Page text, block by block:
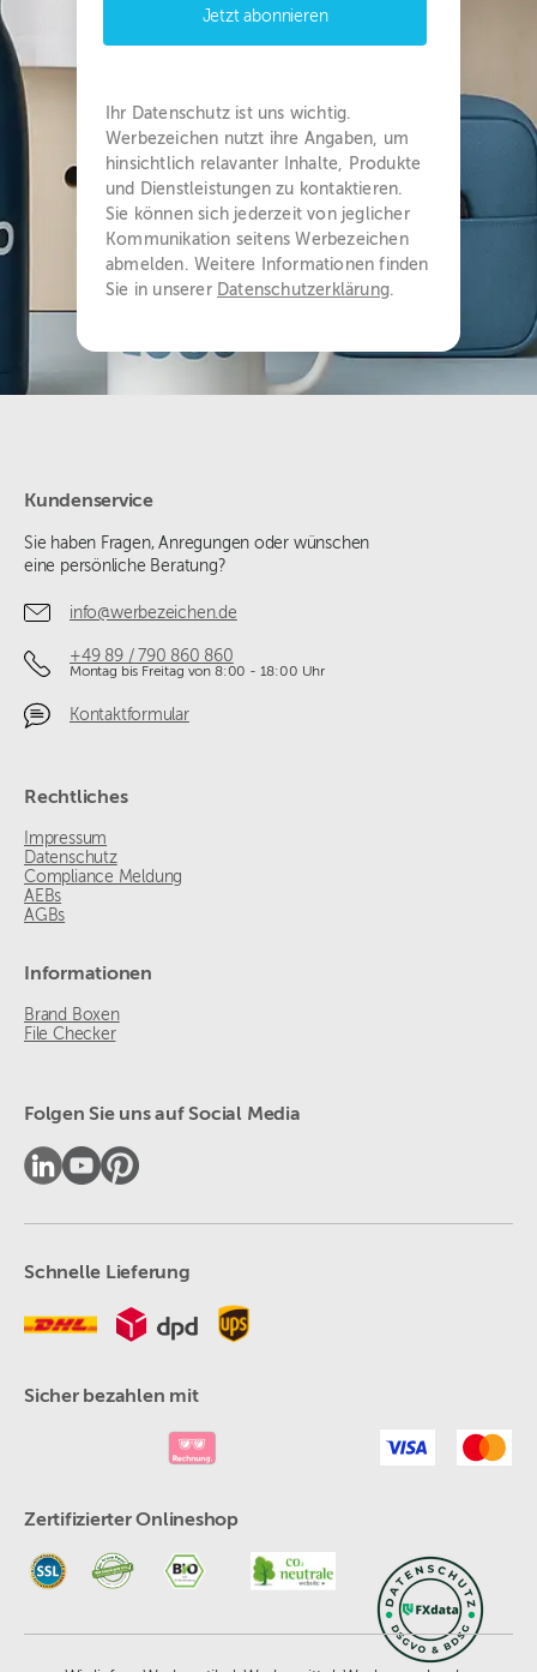
Jetzt abonnieren
Ihr Datenschutz ist uns wichtig.
Werbezeichen nutzt ihre Angaben, um
hinsichtlich relavanter Inhalte, Produkte
und Dienstleistungen zu kontaktieren.
Sie können sich jederzeit von jeglicher
Kommunikation seitens Werbezeichen
abmelden. Weitere Informationen finden
Sie in unserer Datenschutzerklärung.
Kundenservice
Sie haben Fragen, Anregungen oder wünschen
eine persönliche Beratung?
info@werbezeichen.de
+49 89 / 790 860 860
Montag bis Freitag von 8:00 - 18:00 Uhr
Kontaktformular
Rechtliches
Impressum
Datenschutz
Compliance Meldung
AEBs
AGBs
Informationen
Brand Boxen
File Checker
Folgen Sie uns auf Social Media
Schnelle Lieferung
Sicher bezahlen mit
Zertifizierter Onlineshop